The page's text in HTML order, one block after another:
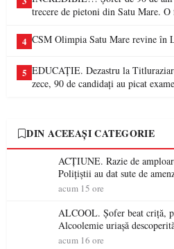
trecere de pietoni din Satu Mare.
4 CSM Olimpia Satu Mare revine în
5 EDUCAȚIE. Dezastru la
zece, 90 de candidați au picat
DIN ACEEAȘI CATEGORIE
ACȚIUNE. Razie de
Polițiștii au dat sute de
permis într-o singură zi
acum 15 ore
ALCOOL. Șofer beat criță,
Alcoolemie uriașă
acum 16 ore